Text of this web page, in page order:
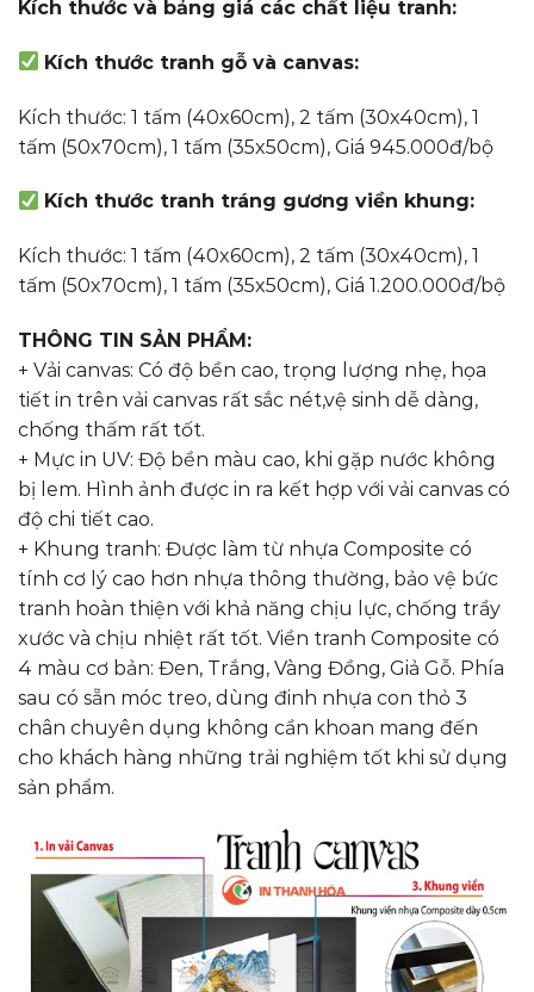
Kích thước và bảng giá các chất liệu tranh:
Kích thước tranh gỗ và canvas:
Kích thước: 1 tấm (40x60cm), 2 tấm (30x40cm), 1
tấm (50x70cm), 1 tấm (35x50cm), Giá 945.000đ/bộ
Kích thước tranh tráng gương viền khung:
Kích thước: 1 tấm (40x60cm), 2 tấm (30x40cm), 1
tấm (50x70cm), 1 tấm (35x50cm), Giá 1.200.000đ/bộ
THÔNG TIN SẢN PHẨM:
+ Vải canvas: Có độ bền cao, trọng lượng nhẹ, họa
tiết in trên vải canvas rất sắc nét,vệ sinh dễ dàng,
chống thấm rất tốt.
+ Mực in UV: Độ bền màu cao, khi gặp nước không
bị lem. Hình ảnh được in ra kết hợp với vải canvas có
độ chi tiết cao.
+ Khung tranh: Được làm từ nhựa Composite có
tính cơ lý cao hơn nhựa thông thường, bảo vệ bức
tranh hoàn thiện với khả năng chịu lực, chống trầy
xước và chịu nhiệt rất tốt. Viền tranh Composite có
4 màu cơ bản: Đen, Trắng, Vàng Đồng, Giả Gỗ. Phía
sau có sẵn móc treo, dùng đinh nhựa con thỏ 3
chân chuyên dụng không cần khoan mang đến
cho khách hàng những trải nghiệm tốt khi sử dụng
sản phẩm.